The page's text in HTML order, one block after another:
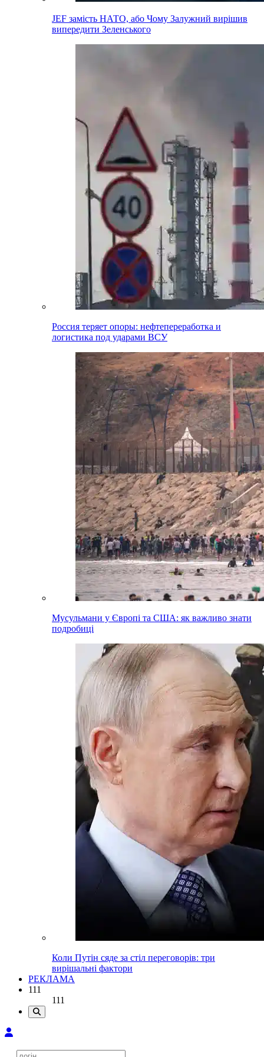
JEF замість НАТО, або Чому Залужний вирішив
випередити Зеленського
Россия теряет опоры: нефтепереработка и
логистика под ударами ВСУ
Мусульмани у Європі та США: як важливо знати
подробиці
Коли Путін сяде за стіл переговорів: три
вирішальні фактори
РЕКЛАМА
111
111